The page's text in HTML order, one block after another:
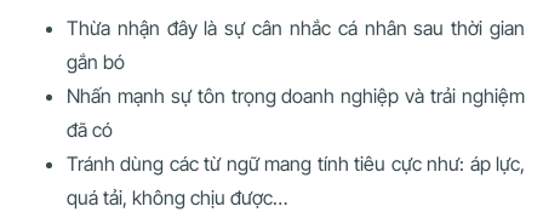
Thừa nhận đây là sự cân nhắc cá nhân sau thời gian
gắn bó
Nhấn mạnh sự tôn trọng doanh nghiệp và trải nghiệm
đã có
Tránh dùng các từ ngữ mang tính tiêu cực như: áp lực,
quá tải, không chịu được…